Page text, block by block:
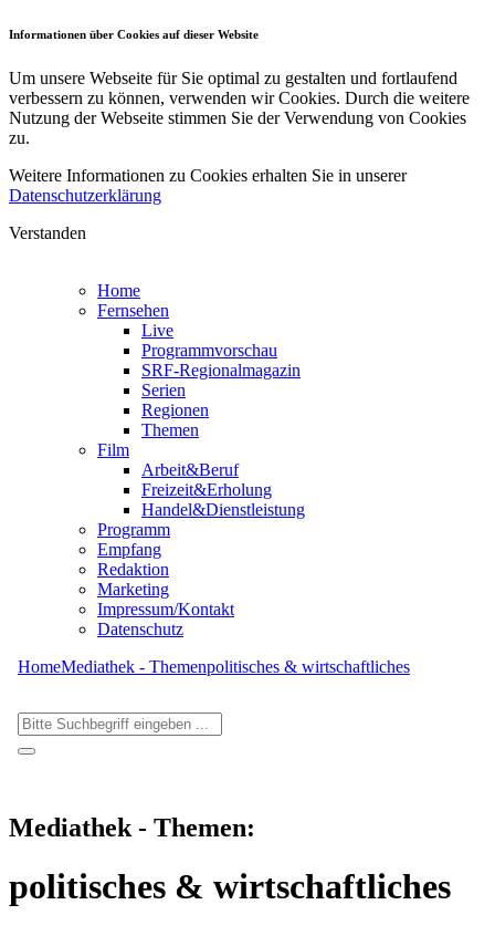
Informationen über Cookies auf dieser Website
Um unsere Webseite für Sie optimal zu gestalten und fortlaufend
verbessern zu können, verwenden wir Cookies. Durch die weitere
Nutzung der Webseite stimmen Sie der Verwendung von Cookies
zu.
Weitere Informationen zu Cookies erhalten Sie in unserer
Datenschutzerklärung
Verstanden
Home
Fernsehen
Live
Programmvorschau
SRF-Regionalmagazin
Serien
Regionen
Themen
Film
Arbeit&Beruf
Freizeit&Erholung
Handel&Dienstleistung
Programm
Empfang
Redaktion
Marketing
Impressum/Kontakt
Datenschutz
HomeMediathek - Themenpolitisches & wirtschaftliches
Mediathek - Themen:
politisches & wirtschaftliches